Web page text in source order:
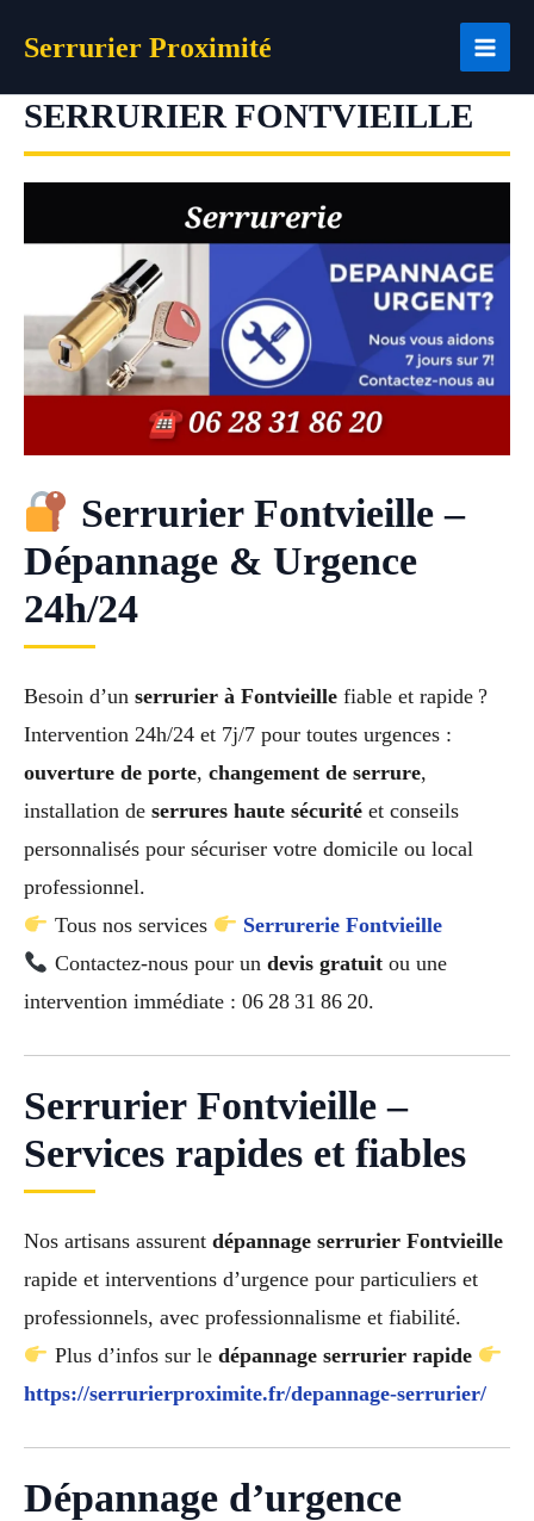
Serrurier Proximité
SERRURIER FONTVIEILLE
Serrurier Fontvieille –
Dépannage & Urgence
24h/24
Besoin d’un serrurier à Fontvieille fiable et rapide ?
Intervention 24h/24 et 7j/7 pour toutes urgences :
ouverture de porte, changement de serrure,
installation de serrures haute sécurité et conseils
personnalisés pour sécuriser votre domicile ou local
professionnel.
Tous nos services
Serrurerie Fontvieille
Contactez-nous pour un devis gratuitou une
intervention immédiate : 06 28 31 86 20.
Serrurier Fontvieille –
Services rapides et fiables
Nos artisans assurent dépannage serrurier Fontvieille
rapide et interventions d’urgence pour particuliers et
professionnels, avec professionnalisme et fiabilité.
Plus d’infos sur le dépannage serrurier rapide
https://serrurierproximite.fr/depannage-serrurier/
Dépannage d’urgence